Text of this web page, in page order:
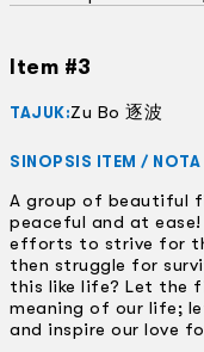
Item #3
TAJUK:Zu Bo 逐波
SINOPSIS ITEM /
A group of beautiful
peaceful and at ease!
efforts to strive for
then struggle for
this like life? Let the
meaning of our life;
and inspire our love